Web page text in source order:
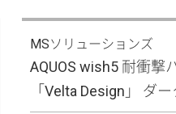
MSソリューションズ
AQUOS wish5 耐衝撃
「Velta Design」 ダ